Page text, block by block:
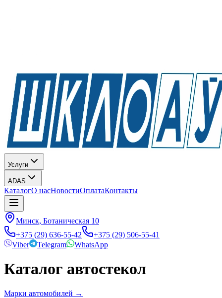
Услуги
ADAS
КаталогО насНовостиОплатаКонтакты
Минск, Ботаническая 10
+375 (29) 636-55-42
+375 (29) 506-55-41
Viber
Telegram WhatsApp
Каталог автостекол
Марки автомобилей →